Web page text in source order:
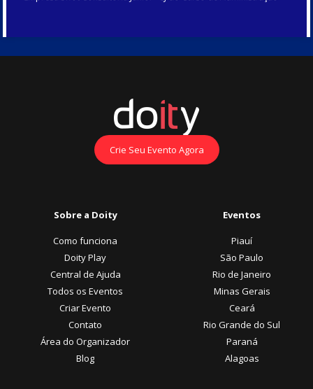
Crie Seu Evento Agora
Sobre a Doity
Como funciona
Doity Play
Central de Ajuda
Todos os Eventos
Criar Evento
Contato
Área do Organizador
Blog
Eventos
Piauí
São Paulo
Rio de Janeiro
Minas Gerais
Ceará
Rio Grande do Sul
Paraná
Alagoas